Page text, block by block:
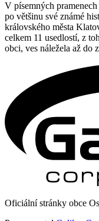
V písemných
po většinu své známé
královského města
celkem 11 usedlostí, z
obci, ves náležela až do
Oficiální stránky obce